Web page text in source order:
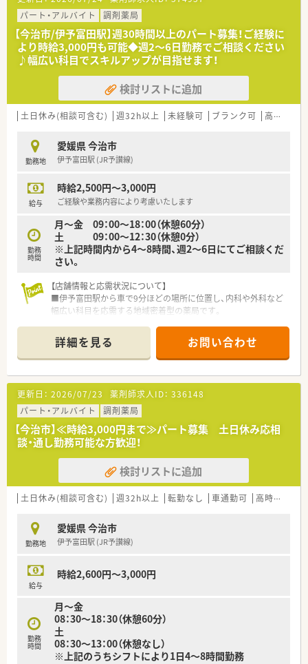
パート・アルバイト
調剤薬局
【今治市/伊予富田駅】週30時間以上のパート募集！ご経験に
より時給3,000円も可能◆週2～6日勤務でご相談ください
♪幅広い科目でスキルアップが目指せます！
検討リストに追加
土日休み(相談可含む) 週32h以上 未経験可 ブランク可 高時給(2,500円以上)
勤務地
愛媛県 今治市
伊予富田駅 (JR予讃線)
給与
時給2,500円～3,000円
ご経験や業務内容により考慮いたします
勤務
時間
月～金 09：00～18：00（休憩60分）
土 09：00～12：30（休憩0分）
※上記時間内から4～8時間、週2～6日にてご相談くだ
さい。
【店舗情報と応需状況について】
■伊予富田駅から車で9分ほどの場所に位置し、内科や外科など
幅広い科目を応需する地域密着型の薬局です。
在宅の調剤にもしっかりと対応しています。
■現在は常勤薬剤師1名と事務員2名の体制で、応援の薬剤師も
加わり協力して円滑に業務を行っています。
【法人特徴について】
■今治市内で複数店舗を運営し、クリニックから病院門前まで幅
広く地域医療の発展に貢献しています。
■処方箋のネット受付サービスやドライブスルーなど、時代のニ
ーズに合わせた新しい取り組みを導入しています。
■安心できる毎日の暮らしを支えるため、まちのかかりつけ薬局
を目指してスタッフ一同日々努力しています。
【職場環境と雰囲気】
■薬剤師と事務員がしっかりと連携を取っており、チームワーク
■日々の業務を通じて、スタッフ同士が互いに助け合いながら共
に成長できる非常に温かい雰囲気の職場です。
■地域とのつながりをとても大切にしており、患者様との明るく
詳細を見る お問い合わせ
更新日： 2026/07/23 薬剤師求人ID： 336148
パート・アルバイト
調剤薬局
【今治市】≪時給3,000円まで≫パート募集 土日休み応相
談・通し勤務可能な方歓迎！
検討リストに追加
土日休み(相談可含む) 週32h以上 転勤なし 車通勤可 高時給(2,500円以上)
勤務地
愛媛県 今治市
伊予富田駅 (JR予讃線)
給与
時給2,600円～3,000円
勤務
時間
月～金
08：30～18：30（休憩60分）
土
08：30～13：00（休憩なし）
※上記のうちシフトにより1日4～8時間勤務